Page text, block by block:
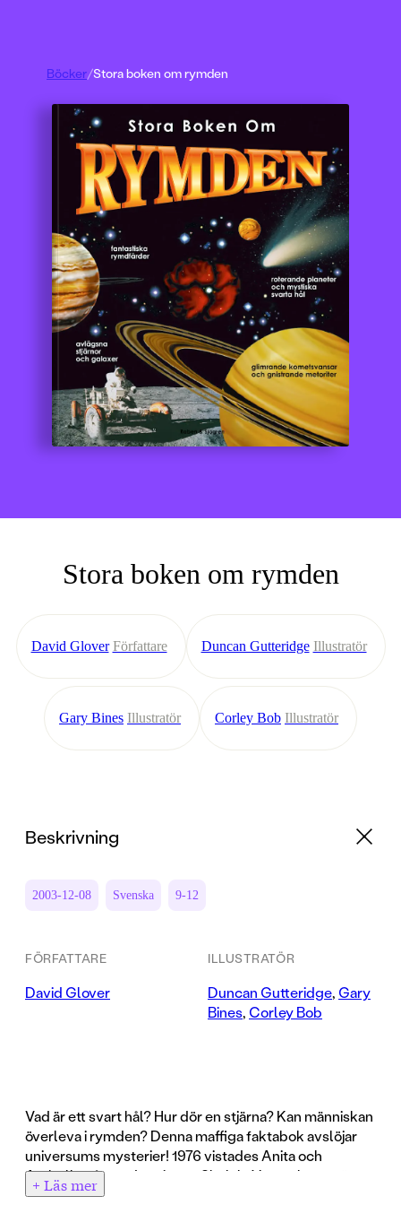
Stora boken om rymden
David Glover Författare Duncan Gutteridge Illustratör
Gary Bines Illustratör Corley Bob Illustratör
Böcker/Stora boken om rymden
Beskrivning
2003-12-08 Svenska 9-12
FÖRFATTARE
David Glover
ILLUSTRATÖR
Duncan Gutteridge, Gary
Bines, Corley Bob
Vad är ett svart hål? Hur dör en stjärna? Kan människan
överleva i rymden? Denna maffiga faktabok avslöjar
universums mysterier! 1976 vistades Anita och
Arabella på rymdstationen Skylab. Vetenskapsmän
ville se om de kunde spinna nät i rymden. De lyckades.
+ Läs mer